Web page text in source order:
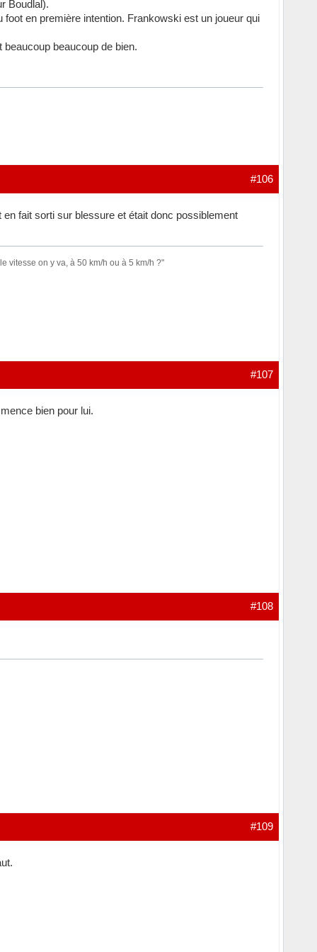
Boudlal).
en première intention. Frankowski est un joueur qui
beaucoup de bien.
#106
fait sorti sur blessure et était donc possiblement
vitesse on y va, à 50 km/h ou à 5 km/h ?"
#107
bien pour lui.
#108
#109